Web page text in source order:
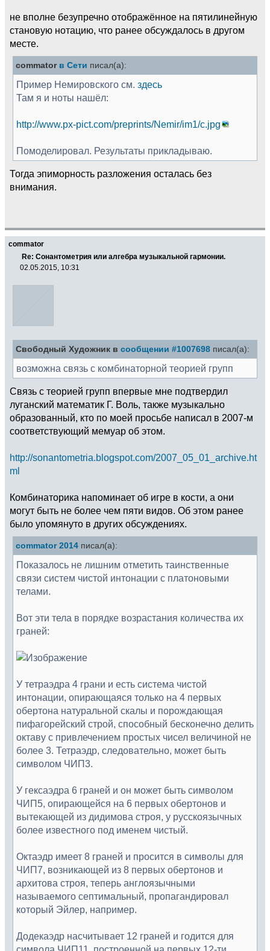
не вполне безупречно отображённое на пятилинейную
становую нотацию, что ранее обсуждалось в другом
месте.
commator в Сети писал(а):
Пример Немировского см. здесь
Там я и ноты нашёл:
http://www.px-pict.com/preprints/Nemir/im1/c.jpg
Помоделировал. Результаты прикладываю.
Тогда эпиморность разложения осталась без
внимания.
commator
Re: Сонантометрия или алгебра музыкальной гармонии.
02.05.2015, 10:31
Свободный Художник в сообщении #1007698 писал(а):
возможна связь с комбинаторной теорией групп
Связь с теорией групп впервые мне подтвердил
луганский математик Г. Воль, также музыкально
образованный, кто по моей просьбе написал в 2007-м
соответствующий мемуар об этом.
http://sonantometria.blogspot.com/2007_05_01_archive.ht
ml
Комбинаторика напоминает об игре в кости, а они
могут быть не более чем пяти видов. Об этом ранее
было упомянуто в других обсуждениях.
commator 2014 писал(а):
Показалось не лишним отметить таинственные
связи систем чистой интонации с платоновыми
телами.
Вот эти тела в порядке возрастания количества их
граней:
У тетраэдра 4 грани и есть система чистой
интонации, опирающаяся только на 4 первых
обертона натуральной скалы и порождающая
пифагорейский строй, способный бесконечно делить
октаву с привлечением простых чисел величиной не
более 3. Тетраэдр, следовательно, может быть
символом ЧИП3.
У гексаэдра 6 граней и он может быть символом
ЧИП5, опирающейся на 6 первых обертонов и
вытекающей из дидимова строя, у русскоязычных
более известного под именем чистый.
Октаэдр имеет 8 граней и просится в символы для
ЧИП7, возникающей из 8 первых обертонов и
архитова строя, теперь англоязычными
называемого септимальный, пропагандировал
который Эйлер, например.
Додекаэдр насчитывает 12 граней и годится для